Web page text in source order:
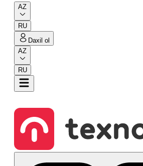
AZ
RU
Daxil ol
AZ
RU